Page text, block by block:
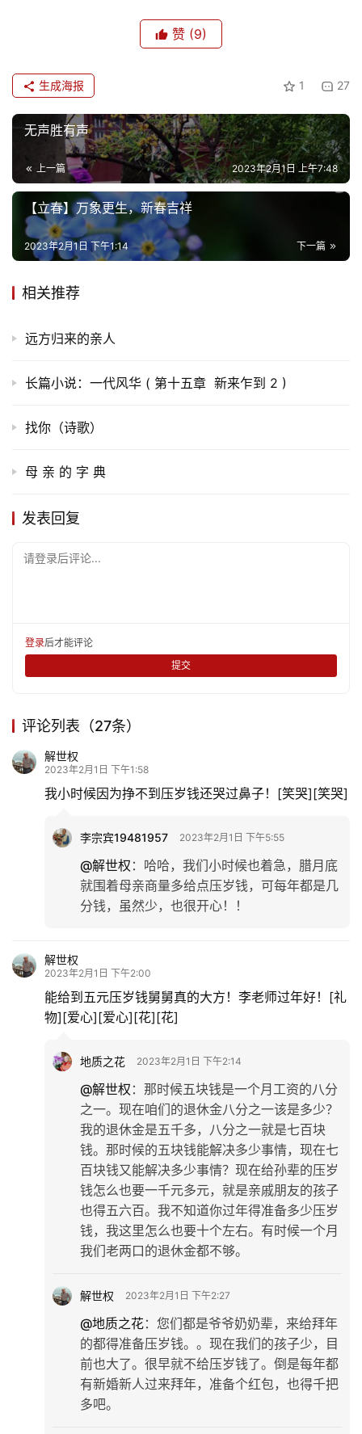
化
登录 注册
赞 (9)
1 27
生成海报
无声胜有声
上一篇 2023年2月1日 上午7:48
【立春】万象更生，新春吉祥
下一篇
2023年2月1日 下午1:14
相关推荐
远方归来的亲人
长篇小说：一代风华 ( 第十五章 新来乍到 2 )
找你（诗歌）
母 亲 的 字 典
发表回复
请登录后评论...
登录后才能评论
提交
评论列表（27条）
解世权
2023年2月1日 下午1:58
我小时候因为挣不到压岁钱还哭过鼻子！[笑哭][笑哭]
李宗宾19481957 2023年2月1日 下午5:55
@解世权 ： 哈哈，我们小时候也着急，腊月底
就围着母亲商量多给点压岁钱，可每年都是几
分钱，虽然少，也很开心！！
解世权
2023年2月1日 下午2:00
能给到五元压岁钱舅舅真的大方！李老师过年好！[礼
物][爱心][爱心][花][花]
地质之花 2023年2月1日 下午2:14
@解世权 ： 那时候五块钱是一个月工资的八分
之一。现在咱们的退休金八分之一该是多少？
我的退休金是五千多，八分之一就是七百块
钱。那时候的五块钱能解决多少事情，现在七
百块钱又能解决多少事情？现在给孙辈的压岁
钱怎么也要一千元多元，就是亲戚朋友的孩子
也得五六百。我不知道你过年得准备多少压岁
钱，我这里怎么也要十个左右。有时候一个月
我们老两口的退休金都不够。
解世权 2023年2月1日 下午2:27
@地质之花： 您们都是爷爷奶奶辈，来给拜年
的都得准备压岁钱。。现在我们的孩子少，目
前也大了。很早就不给压岁钱了。倒是每年都
有新婚新人过来拜年，准备个红包，也得千把
多吧。